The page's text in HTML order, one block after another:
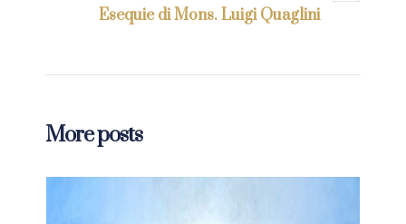
Esequie di Mons. Luigi Quaglini
More posts